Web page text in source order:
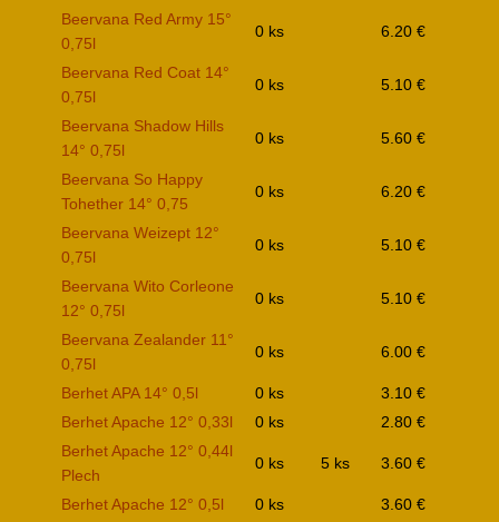
Beervana Red Army 15°
0,75l
0 ks 6.20 €
Beervana Red Coat 14°
0,75l
0 ks 5.10 €
Beervana Shadow Hills
14° 0,75l
0 ks 5.60 €
Beervana So Happy
Tohether 14° 0,75
0 ks 6.20 €
Beervana Weizept 12°
0,75l
0 ks 5.10 €
Beervana Wito Corleone
12° 0,75l
0 ks 5.10 €
Beervana Zealander 11°
0,75l
0 ks 6.00 €
Berhet APA 14° 0,5l 0 ks
3.10 €
Berhet Apache 12° 0,33l
0 ks
2.80 €
Berhet Apache 12° 0,44l
Plech
0 ks 5 ks 3.60 €
Berhet Apache 12° 0,5l 0 ks
3.60 €